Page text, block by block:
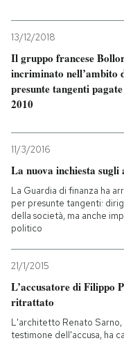
13/12/2018
Il gruppo francese
incriminato nell’ambito
presunte tangenti
2010
11/3/2016
La nuova inchiesta sugli
La Guardia di finanza ha
per presunte tangenti:
della società, ma anche
politico
21/1/2015
L’accusatore di Filippo
ritrattato
L'architetto Renato Sarno,
testimone dell'accusa, ha